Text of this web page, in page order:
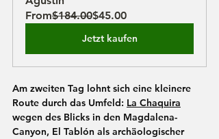
From$184.00$45.00
Jetzt kaufen
Am zweiten Tag lohnt sich eine kleinere
Route durch das Umfeld: La Chaquira
wegen des Blicks in den Magdalena-
Canyon, El Tablón als archäologischer